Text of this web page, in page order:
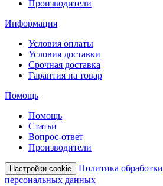
Производители
Информация
Условия оплаты
Условия доставки
Срочная доставка
Гарантия на товар
Помощь
Помощь
Статьи
Вопрос-ответ
Производители
Настройки cookie
Политика обработки
персональных данных